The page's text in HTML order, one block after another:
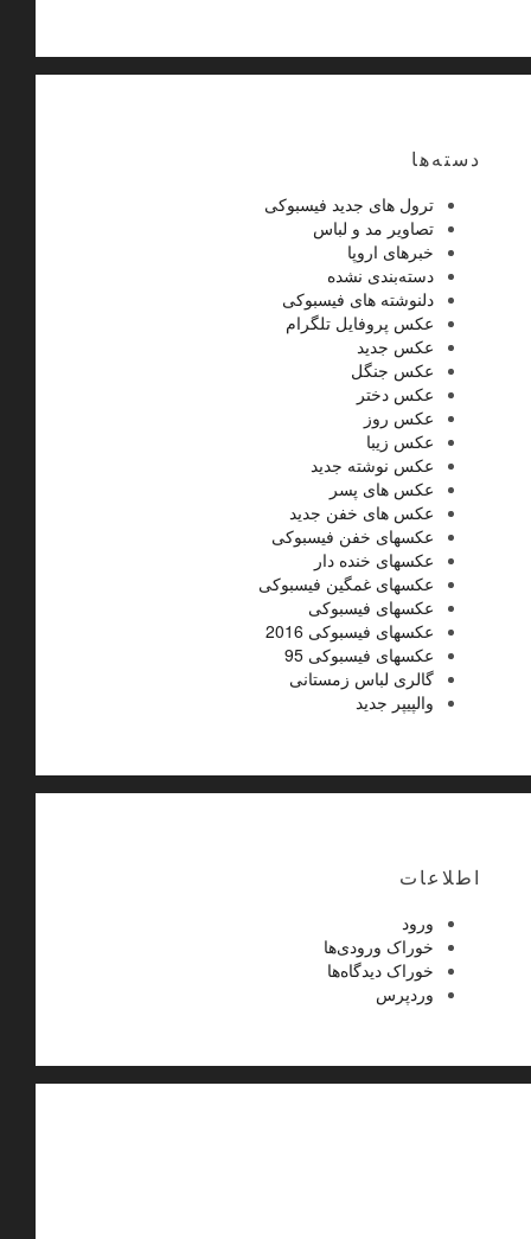
دسته‌ها
ترول های جدید فیسبوکی
تصاویر مد و لباس
خبرهای اروپا
دسته‌بندی نشده
دلنوشته های فیسبوکی
عکس پروفایل تلگرام
عکس جدید
عکس جنگل
عکس دختر
عکس روز
عکس زیبا
عکس نوشته جدید
عکس های پسر
عکس های خفن جدید
عکسهای خفن فیسبوکی
عکسهای خنده دار
عکسهای غمگین فیسبوکی
عکسهای فیسبوکی
عکسهای فیسبوکی 2016
عکسهای فیسبوکی 95
گالری لباس زمستانی
والپیپر جدید
اطلاعات
ورود
خوراک ورودی‌ها
خوراک دیدگاه‌ها
وردپرس